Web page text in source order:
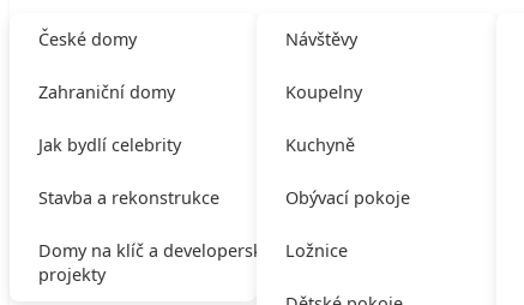
České domy
Zahraniční domy
Jak bydlí celebrity
Stavba a rekonstrukce
Domy na klíč a developerské
projekty
Návštěvy
Koupelny
Kuchyně
Obývací pokoje
Ložnice